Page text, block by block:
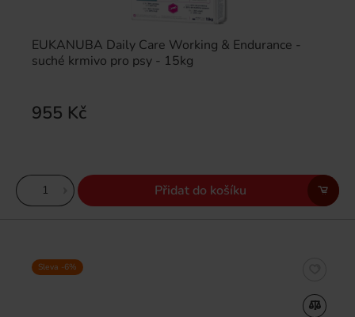
EUKANUBA Daily Care Working & Endurance -
suché krmivo pro psy - 15kg
955 Kč
Přidat do košíku
Sleva -6%